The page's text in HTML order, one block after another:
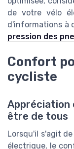
de votre vélo
d'informations à
pression des
Confort
cycliste
Appréciation
être de tous
Lorsqu'il s'agit
électrique, le